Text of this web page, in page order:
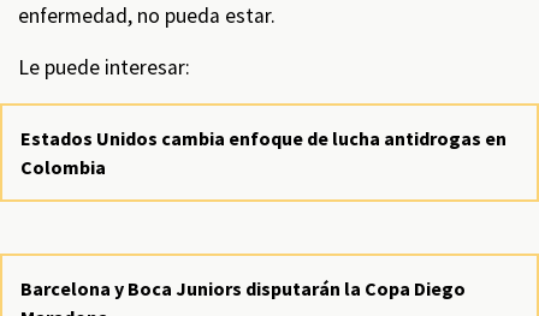
enfermedad, no pueda estar.
Le puede interesar:
Estados Unidos cambia enfoque de lucha antidrogas en
Colombia
Barcelona y Boca Juniors disputarán la Copa Diego